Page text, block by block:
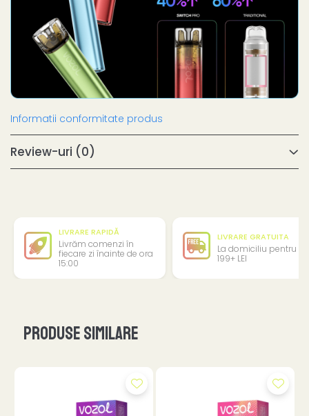
Informatii conformitate produs
Review-uri (0)
LIVRARE RAPIDĂ
Livrăm comenzi în
fiecare zi înainte de ora
15:00
LIVRARE GRATUITA
La domiciliu pentru
199+ LEI
Produse similare